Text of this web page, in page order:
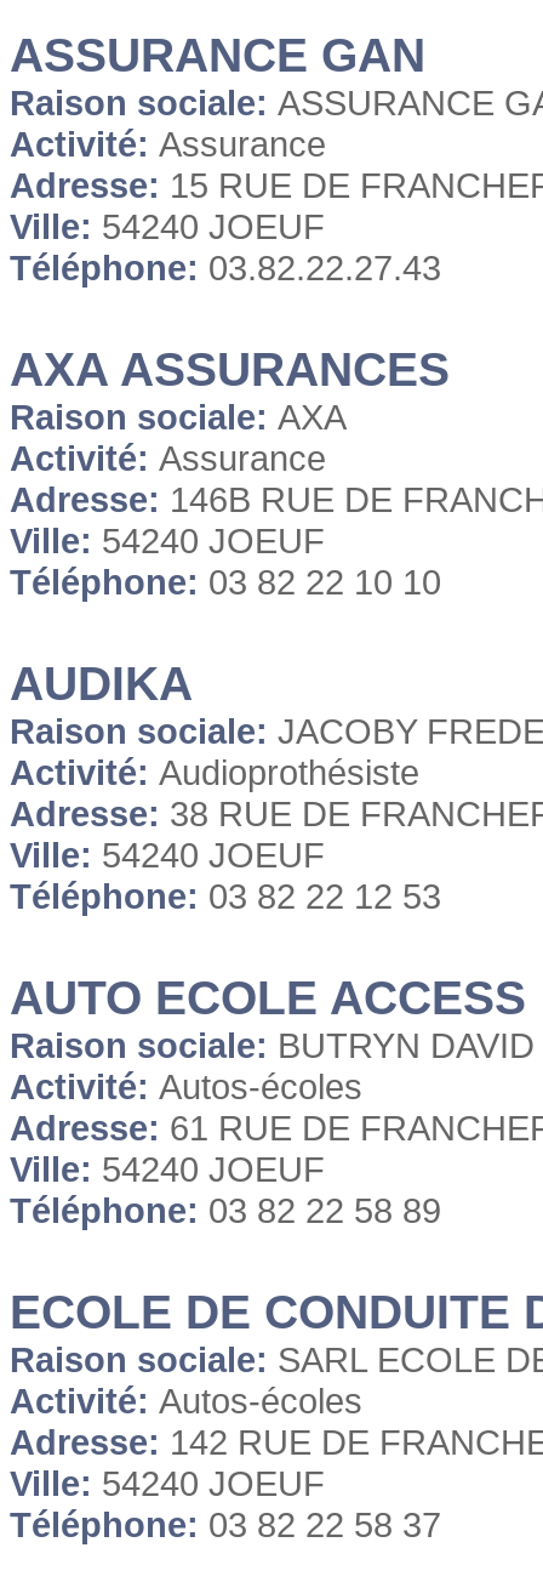
ASSURANCE GAN
Raison sociale: ASSURANCE
Activité: Assurance
Adresse: 15 RUE DE
Ville: 54240 JOEUF
Téléphone: 03.82.22.27.43
AXA ASSURANCES
Raison sociale: AXA
Activité: Assurance
Adresse: 146B RUE DE
Ville: 54240 JOEUF
Téléphone: 03 82 22 10 10
AUDIKA
Raison sociale: JACOBY
Activité: Audioprothésiste
Adresse: 38 RUE DE
Ville: 54240 JOEUF
Téléphone: 03 82 22 12 53
AUTO ECOLE ACCESS
Raison sociale: BUTRYN DAVID
Activité: Autos-écoles
Adresse: 61 RUE DE
Ville: 54240 JOEUF
Téléphone: 03 82 22 58 89
ECOLE DE CONDUITE
Raison sociale: SARL ECOLE
Activité: Autos-écoles
Adresse: 142 RUE DE
Ville: 54240 JOEUF
Téléphone: 03 82 22 58 37